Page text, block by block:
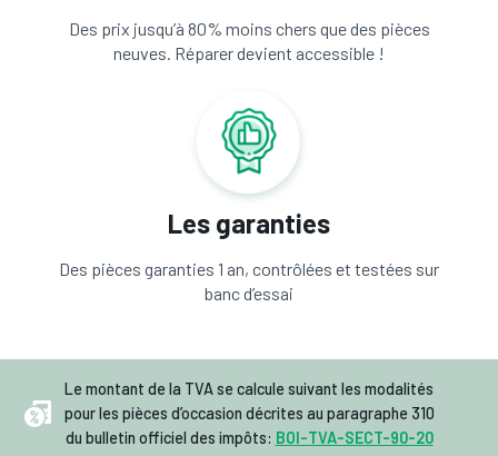
Des prix jusqu’à 80% moins chers que des pièces
neuves. Réparer devient accessible !
Les garanties
Des pièces garanties 1 an, contrôlées et testées sur
banc d’essai
Le montant de la TVA se calcule suivant les modalités
pour les pièces d’occasion décrites au paragraphe 310
du bulletin officiel des impôts: BOI-TVA-SECT-90-20